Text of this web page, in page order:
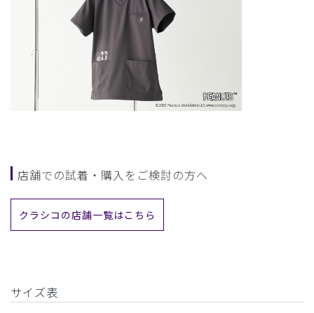
店舗での試着・購入をご検討の方へ
クラシコの店舗一覧はこちら
サイズ表